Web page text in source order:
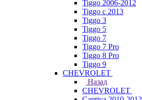
Tiggo 2006-2012
Tiggo с 2013
Tiggo 3
Tiggo 5
Tiggo 7
Tiggo 7 Pro
Tiggo 8 Pro
Tiggo 9
CHEVROLET
Назад
CHEVROLET